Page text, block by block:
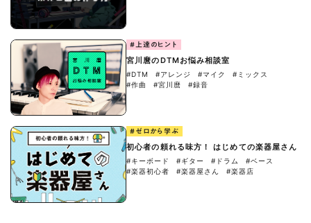
#上達のヒント
宮川麿のDTMお悩み相談室
#DTM #アレンジ #マイク
#ミックス
#作曲
#宮川麿 #録音
#ゼロから学ぶ
初心者の頼れる味方！ はじめての楽器屋さん
#キーボード #ギター #ドラム
#ベース
#楽器初心者
#楽器屋さん #楽器店